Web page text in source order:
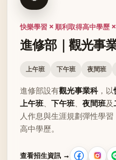
快樂學習 × 順利取得高中學歷
進修部｜觀光事
上午班 下午班 夜間班
進修部設有觀光事業科，以
上午班
下午班 夜間班及
人作息與生涯規劃彈性學
高中學歷。
查看招生資訊 →